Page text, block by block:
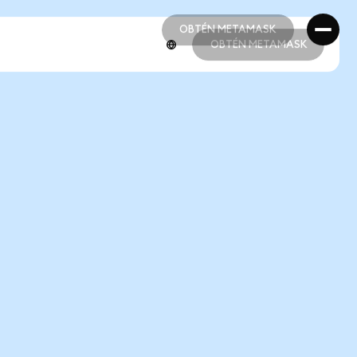
OBTÉN METAMASK
OBTÉN METAMASK
OBTÉN METAMASK